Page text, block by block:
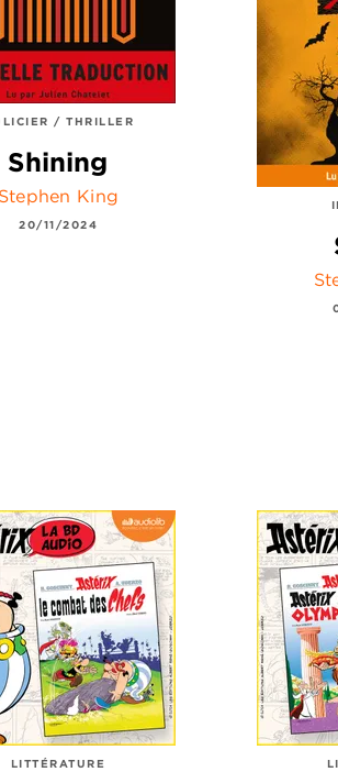
/ THRILLER
Shining
Stephen King
20/11/2024
LITTÉRATURE